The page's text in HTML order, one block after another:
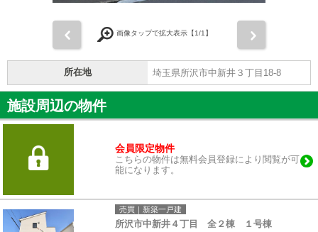
画像タップで拡大表示【1/1】
所在地 埼玉県所沢市中新井３丁目18-8
施設周辺の物件
会員限定物件
こちらの物件は無料会員登録により閲覧が可
能になります。
売買｜新築一戸建
所沢市中新井４丁目 全２棟 １号棟